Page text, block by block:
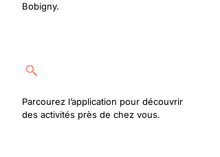
Bobigny.
Parcourez l’application pour découvrir
des activités près de chez vous.